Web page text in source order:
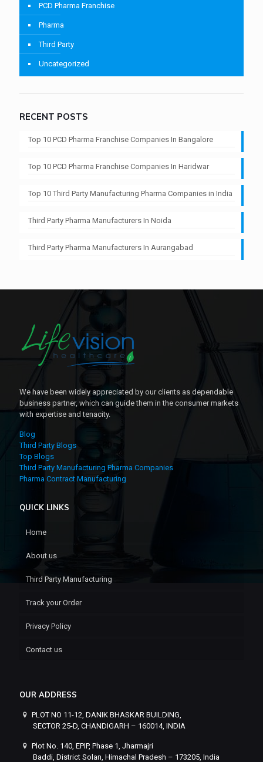
PCD Pharma Franchise
Pharma
Third Party
Uncategorized
RECENT POSTS
Top 10 PCD Pharma Franchise Companies In Bangalore
Top 10 PCD Pharma Franchise Companies In Haridwar
Top 10 Third Party Manufacturing Pharma Companies in India
Third Party Pharma Manufacturers In Noida
Third Party Pharma Manufacturers In Aurangabad
We have been widely appreciated by our clients as dependable
business partner, which can guide them in the consumer markets
with expertise and tenacity.
Blog
Third Party Blogs
Top Blogs
Third Party Manufacturing Pharma Companies
Pharma Contract Manufacturing
QUICK LINKS
Home
About us
Third Party Manufacturing
Track your Order
Privacy Policy
Contact us
OUR ADDRESS
PLOT NO 11-12, DANIK BHASKAR BUILDING,
SECTOR 25-D, CHANDIGARH – 160014, INDIA
Plot No. 140, EPIP, Phase 1, Jharmajri
Baddi, District Solan, Himachal Pradesh – 173205, India